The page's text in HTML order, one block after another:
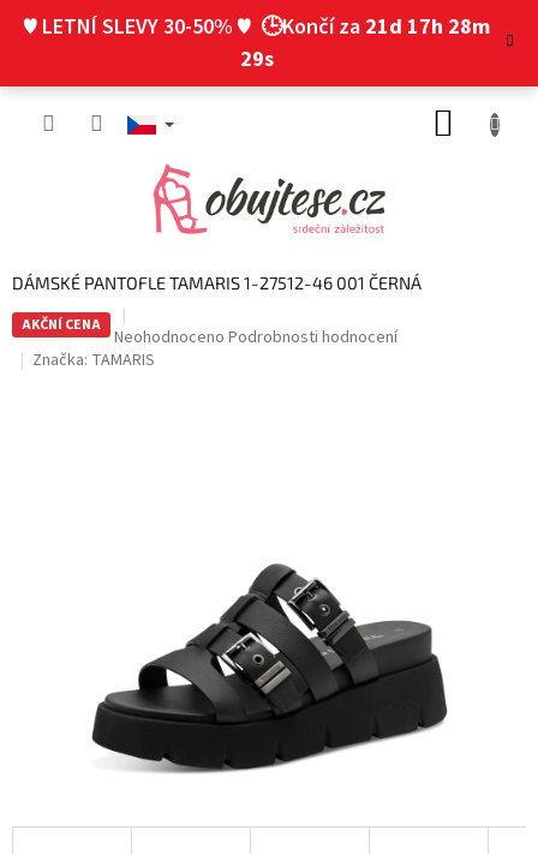
♥ LETNÍ SLEVY 30-50% ♥ 🕒Končí za 21d 17h 28m
29s
DÁMSKÉ PANTOFLE TAMARIS 1-27512-46 001 ČERNÁ
AKČNÍ CENA
Průměrné
hodnocení
Neohodnoceno Podrobnosti hodnocení
Značka: TAMARIS